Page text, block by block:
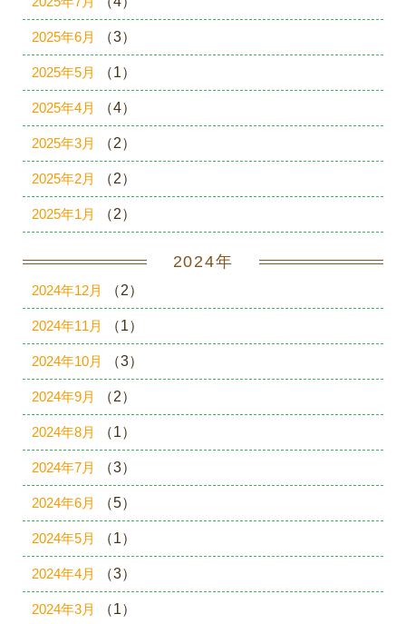
2025年6月 （3）
2025年5月 （1）
2025年4月 （4）
2025年3月 （2）
2025年2月 （2）
2025年1月 （2）
2024年
2024年12月 （2）
2024年11月 （1）
2024年10月 （3）
2024年9月 （2）
2024年8月 （1）
2024年7月 （3）
2024年6月 （5）
2024年5月 （1）
2024年4月 （3）
2024年3月 （1）